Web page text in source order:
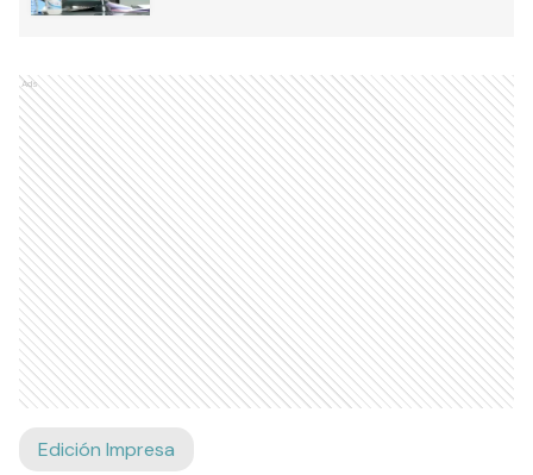
Ads
Edición Impresa